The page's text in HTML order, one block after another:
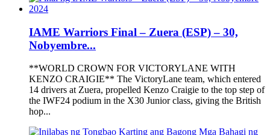
IAME Warriors Final – Zuera (ESP) – 30,
Nobyembre...
**WORLD CROWN FOR VICTORYLANE WITH
KENZO CRAIGIE** The VictoryLane team, which entered
14 drivers at Zuera, propelled Kenzo Craigie to the top step of
the IWF24 podium in the X30 Junior class, giving the British
hop...